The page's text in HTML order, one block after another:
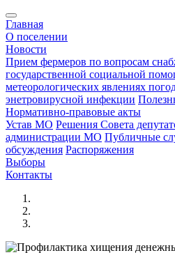
Главная
О поселении
Новости
Прием фермеров по вопросам
государственной социальной
метеорологических явлениях
энетровирусной инфекции
Нормативно-правовые акты
Устав МО Решения Совета
администрации МО Публичные
обсуждения Распоряжения
Выборы
Контакты